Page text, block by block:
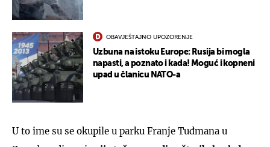
OBAVJEŠTAJNO UPOZORENJE
Uzbuna na istoku Europe: Rusija bi mogla
napasti, a poznato i kada! Moguć i kopneni
upad u članicu NATO-a
U to ime su se okupile u parku Franje Tuđmana u